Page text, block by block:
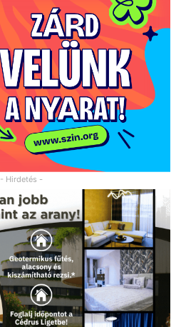
- Hirdetés -